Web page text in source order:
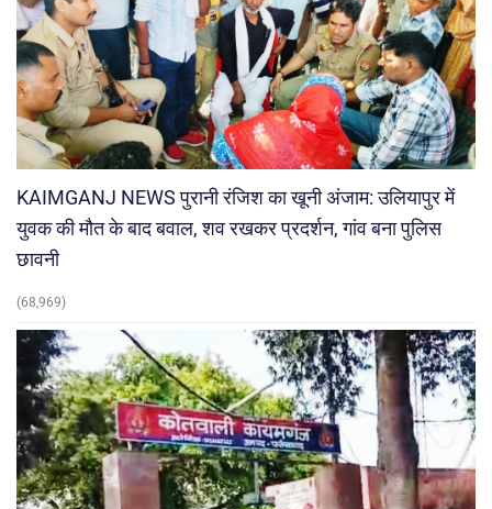
KAIMGANJ NEWS पुरानी रंजिश का खूनी अंजाम: उलियापुर में
युवक की मौत के बाद बवाल, शव रखकर प्रदर्शन, गांव बना पुलिस
छावनी
(68,969)